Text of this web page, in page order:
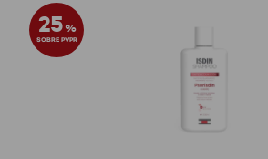
Beauty Season
Cosmética
25%
SOBRE PVPR